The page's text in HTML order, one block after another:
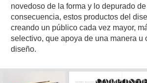
novedoso de la forma y lo depurado
consecuencia, estos productos del
creando un público cada vez mayor,
selectivo, que apoya de una manera u
diseño.